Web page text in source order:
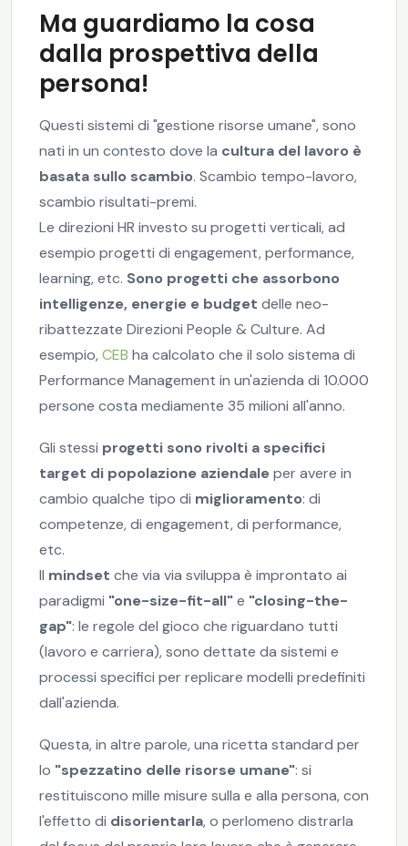
Ma guardiamo la cosa
dalla prospettiva della
persona!
Questi sistemi di "gestione risorse umane", sono
nati in un contesto dove la cultura del lavoro è
basata sullo scambio. Scambio tempo-lavoro,
scambio risultati-premi.
Le direzioni HR investo su progetti verticali, ad
esempio progetti di engagement, performance,
learning, etc. Sono progetti che assorbono
intelligenze, energie e budget delle neo-
ribattezzate Direzioni People & Culture. Ad
esempio,CEB ha calcolato che il solo sistema di
Performance Management in un'azienda di 10.000
persone costa mediamente 35 milioni all'anno.
Gli stessi progetti sono rivolti a specifici
target di popolazione aziendaleper avere in
cambio qualche tipo di miglioramento: di
competenze, di engagement, di performance,
etc.
Il mindset che via via sviluppa è improntato ai
paradigmi "one-size-fit-all"e "closing-the-
gap": le regole del gioco che riguardano tutti
(lavoro e carriera), sono dettate da sistemi e
processi specifici per replicare modelli predefiniti
dall'azienda.
Questa, in altre parole, una ricetta standard per
lo "spezzatino delle risorse umane": si
restituiscono mille misure sulla e alla persona, con
l'effetto di disorientarla, o perlomeno distrarla